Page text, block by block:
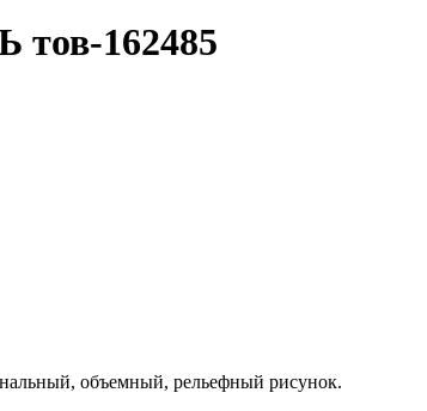
162485
объемный, рельефный рисунок.